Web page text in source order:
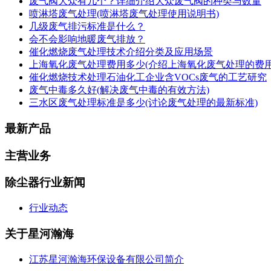
喷淋塔废气处理(喷淋塔废气处理使用说明书)
几级废气排污标准是什么？
会不会影响地暖废气排放？
催化燃烧废气处理技术介绍分类及应用场景
上海氧化废气处理费用多少(介绍上海氧化废气处理的费
催化燃烧技术处理石油化工企业含VOCs废气的工艺研究
废气中毒多久好(解决废气中毒的有效方法)
三水区废气处理标准是多少(讨论废气处理的最新标准)
最新产品
主营业务
除尘器行业新闻
行业动态
关于星河瀚海
江苏星河瀚海环保设备有限公司简介